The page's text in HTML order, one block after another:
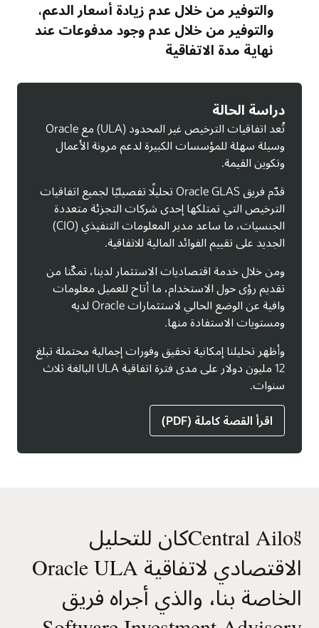
والتوفير من خلال عدم زيادة أسعار الدعم،
والتوفير من خلال عدم وجود مدفوعات عند
نهاية مدة الاتفاقية
دراسة الحالة
تُعد اتفاقيات الترخيص غير المحدود (ULA) مع Oracle
وسيلة سهلة للمؤسسات الكبيرة لدعم مرونة الأعمال
وتكوين القيمة.
قدّم فريق Oracle GLAS تحليلًا تفصيليًا لجميع اتفاقيات
الترخيص التي تمتلكها إحدى شركات التجزئة متعددة
الجنسيات، ما ساعد مدير المعلومات التنفيذي (CIO)
الجديد على تقييم الفوائد المالية للاتفاقية.
ومن خلال خدمة اقتصاديات الاستثمار لدينا، تمكّنا من
تقديم رؤى حول الاستخدام، ما أتاح للعميل معلومات
وافية عن الوضع الحالي لاستثمارات Oracle لديه
ومستويات الاستفادة منها.
وأظهر تحليلنا إمكانية تحقيق وفورات إجمالية محتملة تبلغ
12 مليون دولار على مدى فترة اتفاقية ULA البالغة ثلاث
سنوات.
اقرأ القصة كاملة (PDF)
"
Central Ailosكان للتحليل
الاقتصادي لاتفاقية Oracle ULA
الخاصة بنا، والذي أجراه فريق